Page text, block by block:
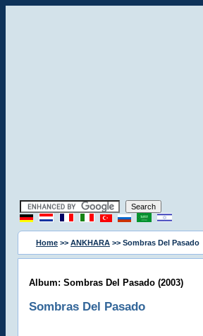
Home >> ANKHARA >> Sombras Del Pasado
Album: Sombras Del Pasado (2003)
Sombras Del Pasado